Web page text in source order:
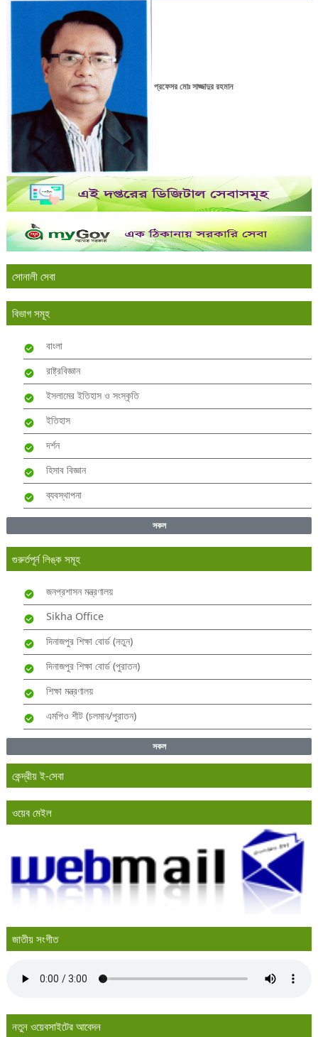
প্রফেসর মোঃ সাজ্জাদুর রহমান
সোনালী সেবা
বিভাগ সমূহ
বাংলা
রাষ্ট্রবিজ্ঞান
ইসলামের ইতিহাস ও সংস্কৃতি
ইতিহাস
দর্শন
হিসাব বিজ্ঞান
ব্যবস্থাপনা
সকল
গুরুর্তপূর্ন লিঙ্ক সমূহ
জনপ্রশাসন মন্ত্রণালয়
Sikha Office
দিনাজপুর শিক্ষা বোর্ড (নতুন)
দিনাজপুর শিক্ষা বোর্ড (পুরাতন)
শিক্ষা মন্ত্রণালয়
এমপিও শীট (চলমান/পুরাতন)
সকল
কেন্দ্রীয় ই-সেবা
ওয়েব মেইল
জাতীয় সংগীত
নতুন ওয়েবসাইটের আবেদন